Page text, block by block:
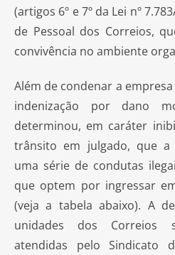
(artigos 6º e 7º da Lei nº
de Pessoal dos Correios,
convivência no ambiente
Além de condenar a
indenização por dano
determinou, em caráter
trânsito em julgado, que
uma série de condutas
que optem por ingressar
(veja a tabela abaixo). A
unidades dos Correios
atendidas pelo Sindicato